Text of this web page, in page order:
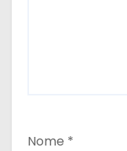
Nome *